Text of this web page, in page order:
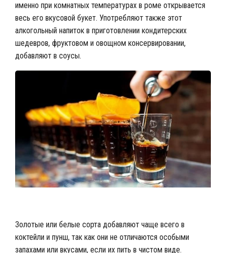
именно при комнатных температурах в роме открывается
весь его вкусовой букет. Употребляют также этот
алкогольный напиток в приготовлении кондитерских
шедевров, фруктовом и овощном консервировании,
добавляют в соусы.
Золотые или белые сорта добавляют чаще всего в
коктейли и пунш, так как они не отличаются особыми
запахами или вкусами, если их пить в чистом виде.